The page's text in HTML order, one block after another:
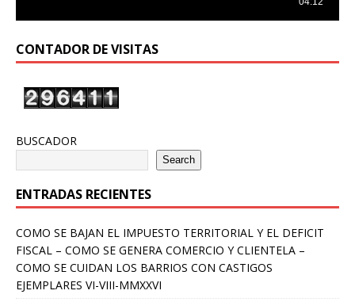
CONTADOR DE VISITAS
BUSCADOR
Search
ENTRADAS RECIENTES
COMO SE BAJAN EL IMPUESTO TERRITORIAL Y EL DEFICIT
FISCAL – COMO SE GENERA COMERCIO Y CLIENTELA –
COMO SE CUIDAN LOS BARRIOS CON CASTIGOS
EJEMPLARES VI-VIII-MMXXVI